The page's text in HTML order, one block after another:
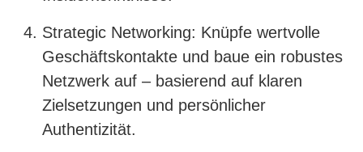
Strategic Networking: Knüpfe wertvolle
Geschäftskontakte und baue ein robustes
Netzwerk auf – basierend auf klaren
Zielsetzungen und persönlicher
Authentizität.